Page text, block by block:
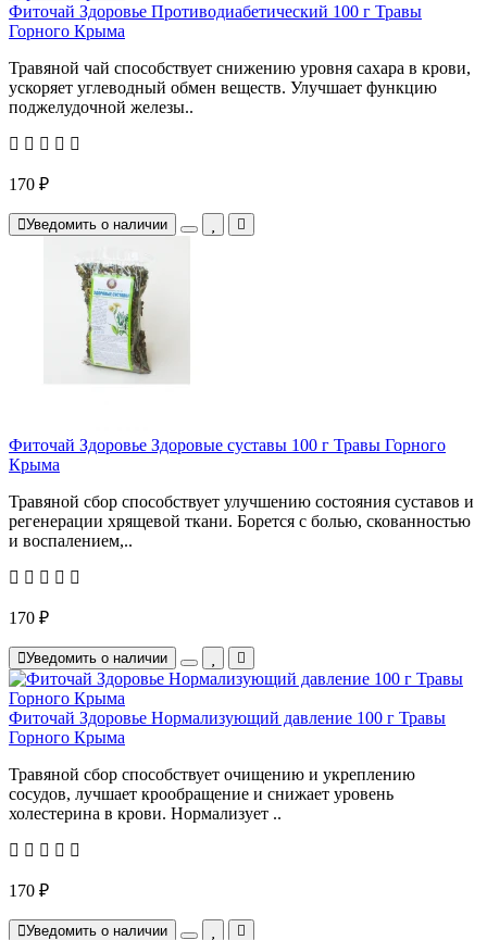
Фиточай Здоровье Противодиабетический 100 г Травы
Горного Крыма
Травяной чай способствует снижению уровня сахара в крови,
ускоряет углеводный обмен веществ. Улучшает функцию
поджелудочной железы..
170 ₽
Уведомить о наличии
Фиточай Здоровье Здоровые суставы 100 г Травы Горного
Крыма
Травяной сбор способствует улучшению состояния суставов и
регенерации хрящевой ткани. Борется с болью, скованностью
и воспалением,..
170 ₽
Уведомить о наличии
Фиточай Здоровье Нормализующий давление 100 г Травы
Горного Крыма
Травяной сбор способствует очищению и укреплению
сосудов, лучшает крообращение и снижает уровень
холестерина в крови. Нормализует ..
170 ₽
Уведомить о наличии